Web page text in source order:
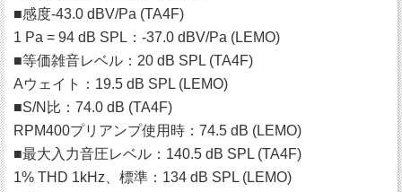
■感度-43.0 dBV/Pa (TA4F)
1 Pa = 94 dB SPL：-37.0 dBV/Pa (LEMO)
■等価雑音レベル：20 dB SPL (TA4F)
Aウェイト：19.5 dB SPL (LEMO)
■S/N比：74.0 dB (TA4F)
RPM400プリアンプ使用時：74.5 dB (LEMO)
■最大入力音圧レベル：140.5 dB SPL (TA4F)
1% THD 1kHz、標準：134 dB SPL (LEMO)